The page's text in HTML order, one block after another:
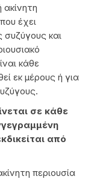
έχει
και
κάθε
εκ μέρους ή για
σε κάθε
από
περιουσία